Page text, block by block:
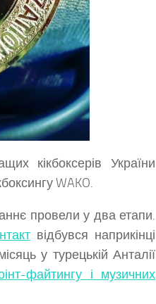
кікбоксерів України
WAKO.
провели у два етапи.
відбувся наприкінці
у турецькій Анталії
файтингу і музичних